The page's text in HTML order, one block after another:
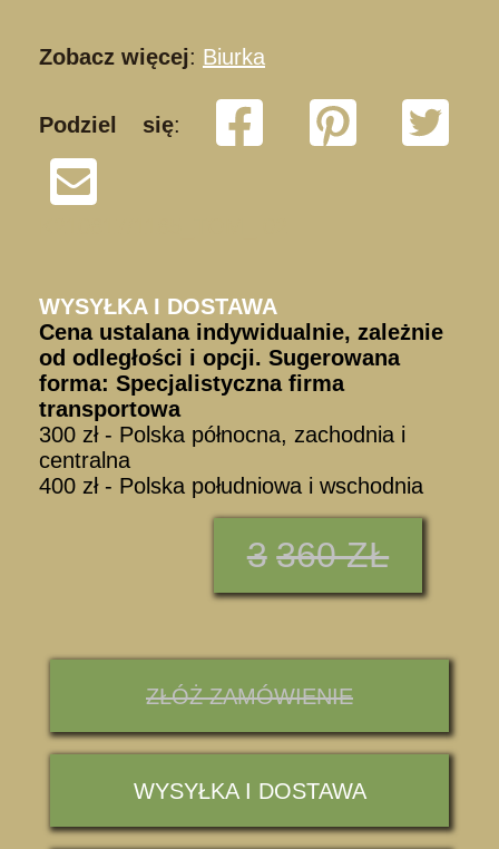
Zobacz więcej: Biurka
Podziel się:
WYSYŁKA I DOSTAWA
Cena ustalana indywidualnie, zależnie
od odległości i opcji. Sugerowana
forma: Specjalistyczna firma
transportowa
300 zł - Polska północna, zachodnia i
centralna
400 zł - Polska południowa i wschodnia
3 360 ZŁ
ZŁÓŻ ZAMÓWIENIE
WYSYŁKA I DOSTAWA